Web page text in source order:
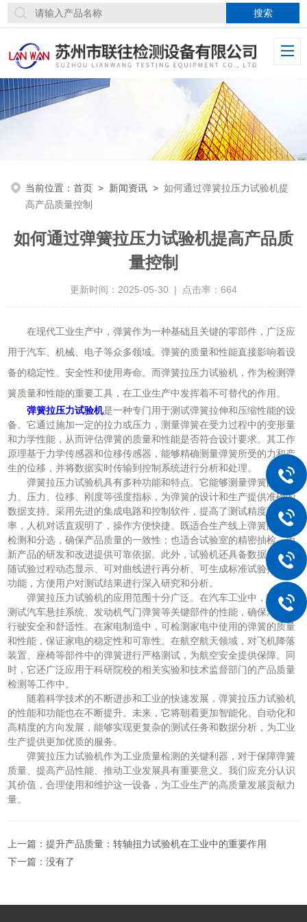
当前位置：首页 > 新闻资讯 >如何通过弹簧拉压力试验机提
高产品质量控制
如何通过弹簧拉压力试验机提高产品质
量控制
更新时间：2025-05-30 | 点击率：664
在现代工业生产中，弹簧作为一种基础且关键的零部件，广泛应
用于汽车、机械、电子等众多领域。弹簧的质量和性能直接影响着设
备的稳定性、安全性和使用寿命。而弹簧拉压力试验机，作为检测弹
簧质量和性能的重要工具，在工业生产中发挥着不可替代的作用。
弹簧拉压力试验机是一种专门用于测试弹簧拉伸和压缩性能的设
备。它通过施加一定的拉力或压力，测量弹簧在受力过程中的变形量
和力学性能，从而评估弹簧的质量和性能是否符合设计要求。其工作
原理基于力学传感器和位移传感器，能够精确测量弹簧所受的力和产
生的位移，并将数据实时传输到控制系统进行分析和处理。
弹簧拉压力试验机具有多种功能和特点。它能够测量弹簧的拉
力、压力、位移、刚度等强度指标，为弹簧的设计和生产提供准确的
数据支持。采用先进的集成电路和控制软件，提高了测试精度和效
率，人机对话直观明了，操作方便快捷。既适合生产线上弹簧的批量
检测和分选，确保产品质量的一致性；也适合试验室的精密抽检，为
新产品的研发和改进提供可靠依据。此外，试验机还具备数据与曲线
随试验过程动态显示、可对曲线进行再分析、可生成标准试验报告等
功能，方便用户对测试结果进行深入研究和分析。
弹簧拉压力试验机的应用范围十分广泛。在汽车工业中，它用于
测试汽车悬挂系统、发动机气门弹簧等关键部件的性能，确保汽车的
行驶安全和舒适性。在家电制造中，可检测家电中使用的弹簧的质量
和性能，保证家电的稳定性和可靠性。在航空航天领域，对飞机降落
装置、座椅等部件中的弹簧进行严格测试，为航空安全提供保障。同
时，它还广泛应用于科研院校的相关实验和技术监督部门的产品质量
检测等工作中。
随着科学技术的不断进步和工业的快速发展，弹簧拉压力试验机
的性能和功能也在不断提升。未来，它将朝着更加智能化、自动化和
高精度的方向发展，能够实现更复杂的测试任务和数据分析，为工业
生产提供更加优质的服务。
弹簧拉压力试验机作为工业质量检测的关键利器，对于保障弹簧
质量、提高产品性能、推动工业发展具有重要意义。我们应充分认识
其价值，合理使用和维护这一设备，为工业生产的高质量发展贡献力
量。
上一篇：提升产品质量：转轴扭力试验机在工业中的重要作用
下一篇：没有了